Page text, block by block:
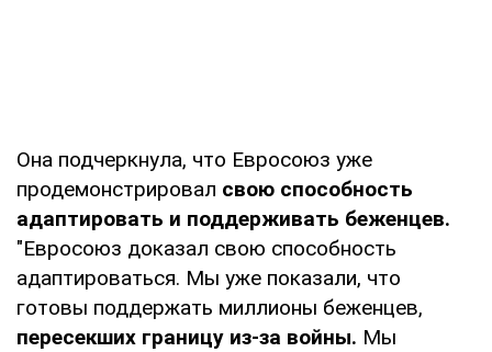
Она подчеркнула, что Евросоюз уже
продемонстрировал свою способность
адаптировать и поддерживать беженцев.
"Евросоюз доказал свою способность
адаптироваться. Мы уже показали, что
готовы поддержать миллионы беженцев,
пересекших границу из-за войны. Мы